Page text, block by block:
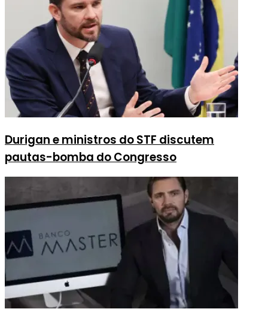
Durigan e ministros do STF discutem
pautas-bomba do Congresso